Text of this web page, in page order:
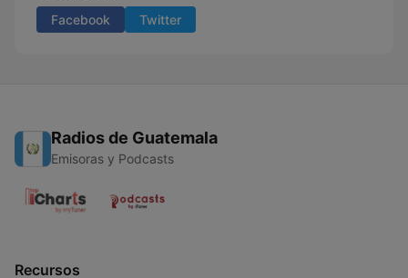
Facebook Twitter
Radios de Guatemala
Emisoras y Podcasts
Recursos